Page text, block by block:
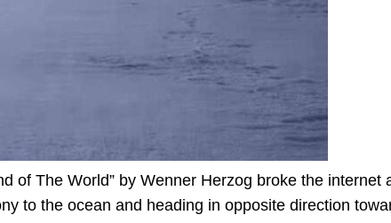
of The World” by Wenner Herzog broke the internet
to the ocean and heading in opposite direction